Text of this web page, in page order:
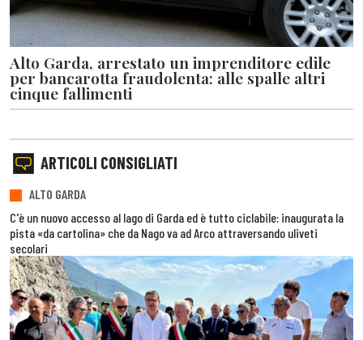
Alto Garda, arrestato un imprenditore edile
per bancarotta fraudolenta: alle spalle altri
cinque fallimenti
ARTICOLI CONSIGLIATI
ALTO GARDA
C'è un nuovo accesso al lago di Garda ed è tutto ciclabile: inaugurata la
pista «da cartolina» che da Nago va ad Arco attraversando uliveti
secolari